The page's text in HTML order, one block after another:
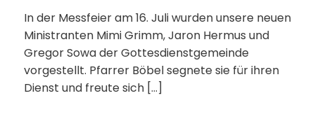
In der Messfeier am 16. Juli wurden unsere neuen
Ministranten Mimi Grimm, Jaron Hermus und
Gregor Sowa der Gottesdienstgemeinde
vorgestellt. Pfarrer Böbel segnete sie für ihren
Dienst und freute sich […]